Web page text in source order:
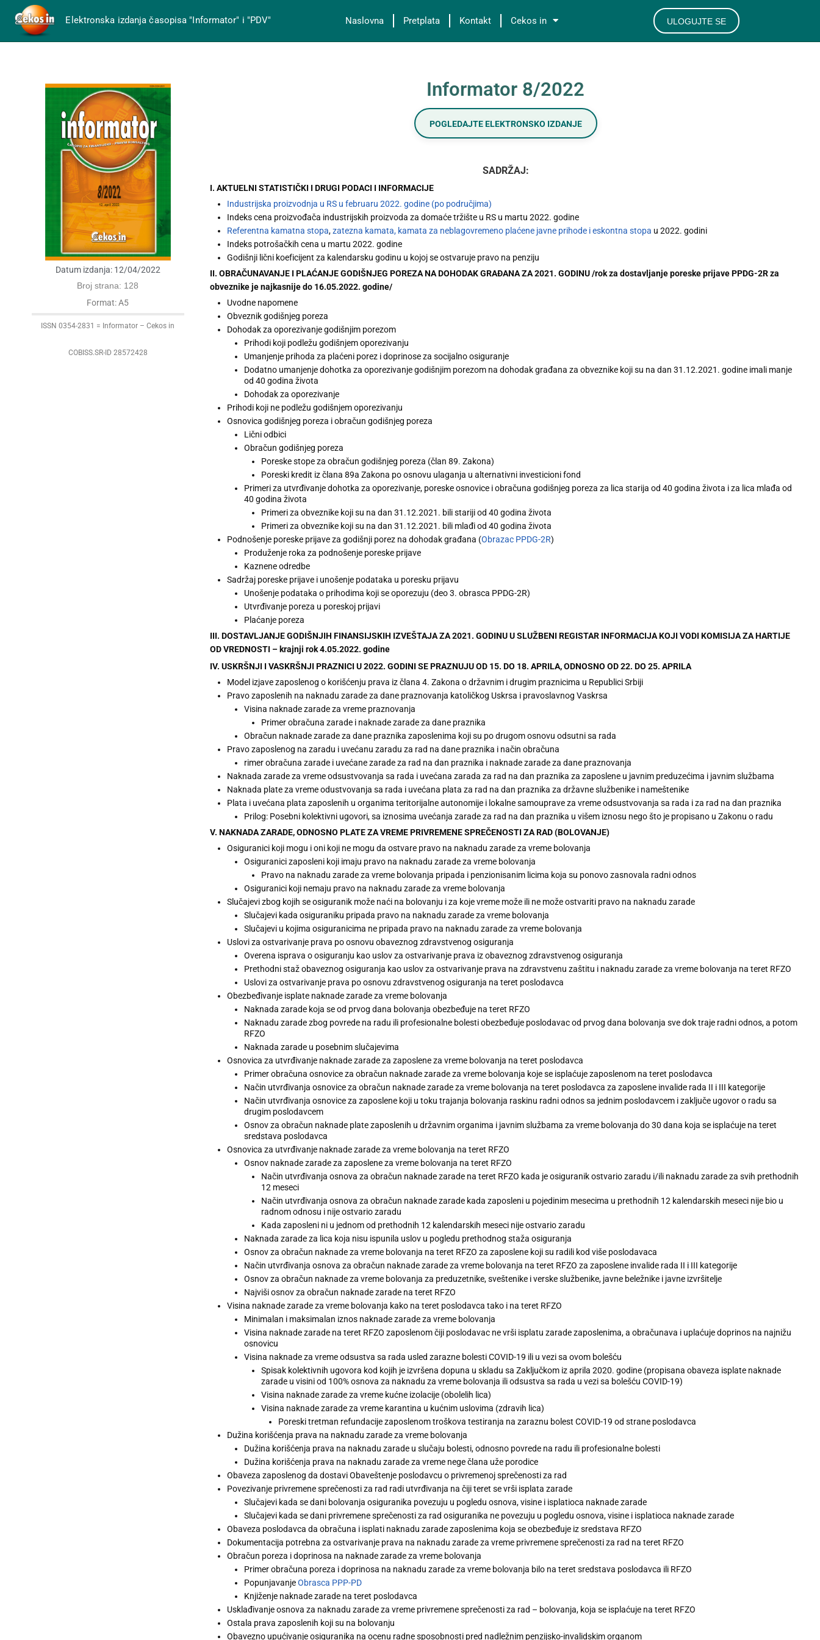
Elektronska izdanja časopisa "Informator" i "PDV" Naslovna Pretplata Kontakt Cekos in ULOGUJTE SE
Datum izdanja: 12/04/2022
Broj strana: 128
Format: A5
ISSN 0354-2831 = Informator – Cekos in
COBISS.SR-ID 28572428
Informator 8/2022
POGLEDAJTE ELEKTRONSKO IZDANJE
SADRŽAJ:
I. AKTUELNI STATISTIČKI I DRUGI PODACI I INFORMACIJE
Industrijska proizvodnja u RS u februaru 2022. godine (po područjima)
Indeks cena proizvođača industrijskih proizvoda za domaće tržište u RS u martu 2022. godine
Referentna kamatna stopa,zatezna kamata, kamata za neblagovremeno plaćene javne prihode i eskontna stopa u 2022. godini
Indeks potrošačkih cena u martu 2022. godine
Godišnji lični koeficijent za kalendarsku godinu u kojoj se ostvaruje pravo na penziju
II. OBRAČUNAVANJE I PLAĆANJE GODIŠNJEG POREZA NA DOHODAK GRAĐANA ZA 2021. GODINU /rok za dostavljanje poreske prijave PPDG-2R za
obveznike je najkasnije do 16.05.2022. godine/
Uvodne napomene
Obveznik godišnjeg poreza
Dohodak za oporezivanje godišnjim porezom
Prihodi koji podležu godišnjem oporezivanju
Umanjenje prihoda za plaćeni porez i doprinose za socijalno osiguranje
Dodatno umanjenje dohotka za oporezivanje godišnjim porezom na dohodak građana za obveznike koji su na dan 31.12.2021. godine imali manje
od 40 godina života
Dohodak za oporezivanje
Prihodi koji ne podležu godišnjem oporezivanju
Osnovica godišnjeg poreza i obračun godišnjeg poreza
Lični odbici
Obračun godišnjeg poreza
Poreske stope za obračun godišnjeg poreza (član 89. Zakona)
Poreski kredit iz člana 89a Zakona po osnovu ulaganja u alternativni investicioni fond
Primeri za utvrđivanje dohotka za oporezivanje, poreske osnovice i obračuna godišnjeg poreza za lica starija od 40 godina života i za lica mlađa od
40 godina života
Primeri za obveznike koji su na dan 31.12.2021. bili stariji od 40 godina života
Primeri za obveznike koji su na dan 31.12.2021. bili mlađi od 40 godina života
Podnošenje poreske prijave za godišnji porez na dohodak građana (Obrazac PPDG-2R)
Produženje roka za podnošenje poreske prijave
Kaznene odredbe
Sadržaj poreske prijave i unošenje podataka u poresku prijavu
Unošenje podataka o prihodima koji se oporezuju (deo 3. obrasca PPDG-2R)
Utvrđivanje poreza u poreskoj prijavi
Plaćanje poreza
III. DOSTAVLJANJE GODIŠNJIH FINANSIJSKIH IZVEŠTAJA ZA 2021. GODINU U SLUŽBENI REGISTAR INFORMACIJA KOJI VODI KOMISIJA ZA HARTIJE
OD VREDNOSTI – krajnji rok 4.05.2022. godine
IV. USKRŠNJI I VASKRŠNJI PRAZNICI U 2022. GODINI SE PRAZNUJU OD 15. DO 18. APRILA, ODNOSNO OD 22. DO 25. APRILA
Model izjave zaposlenog o korišćenju prava iz člana 4. Zakona o državnim i drugim praznicima u Republici Srbiji
Pravo zaposlenih na naknadu zarade za dane praznovanja katoličkog Uskrsa i pravoslavnog Vaskrsa
Visina naknade zarade za vreme praznovanja
Primer obračuna zarade i naknade zarade za dane praznika
Obračun naknade zarade za dane praznika zaposlenima koji su po drugom osnovu odsutni sa rada
Pravo zaposlenog na zaradu i uvećanu zaradu za rad na dane praznika i način obračuna
rimer obračuna zarade i uvećane zarade za rad na dan praznika i naknade zarade za dane praznovanja
Naknada zarade za vreme odsustvovanja sa rada i uvećana zarada za rad na dan praznika za zaposlene u javnim preduzećima i javnim službama
Naknada plate za vreme odustvovanja sa rada i uvećana plata za rad na dan praznika za državne službenike i nameštenike
Plata i uvećana plata zaposlenih u organima teritorijalne autonomije i lokalne samouprave za vreme odsustvovanja sa rada i za rad na dan praznika
Prilog: Posebni kolektivni ugovori, sa iznosima uvećanja zarade za rad na dan praznika u višem iznosu nego što je propisano u Zakonu o radu
V. NAKNADA ZARADE, ODNOSNO PLATE ZA VREME PRIVREMENE SPREČENOSTI ZA RAD (BOLOVANJE)
Osiguranici koji mogu i oni koji ne mogu da ostvare pravo na naknadu zarade za vreme bolovanja
Osiguranici zaposleni koji imaju pravo na naknadu zarade za vreme bolovanja
Pravo na naknadu zarade za vreme bolovanja pripada i penzionisanim licima koja su ponovo zasnovala radni odnos
Osiguranici koji nemaju pravo na naknadu zarade za vreme bolovanja
Slučajevi zbog kojih se osiguranik može naći na bolovanju i za koje vreme može ili ne može ostvariti pravo na naknadu zarade
Slučajevi kada osiguraniku pripada pravo na naknadu zarade za vreme bolovanja
Slučajevi u kojima osiguranicima ne pripada pravo na naknadu zarade za vreme bolovanja
Uslovi za ostvarivanje prava po osnovu obaveznog zdravstvenog osiguranja
Overena isprava o osiguranju kao uslov za ostvarivanje prava iz obaveznog zdravstvenog osiguranja
Prethodni staž obaveznog osiguranja kao uslov za ostvarivanje prava na zdravstvenu zaštitu i naknadu zarade za vreme bolovanja na teret RFZO
Uslovi za ostvarivanje prava po osnovu zdravstvenog osiguranja na teret poslodavca
Obezbeđivanje isplate naknade zarade za vreme bolovanja
Naknada zarade koja se od prvog dana bolovanja obezbeđuje na teret RFZO
Naknadu zarade zbog povrede na radu ili profesionalne bolesti obezbeđuje poslodavac od prvog dana bolovanja sve dok traje radni odnos, a potom
RFZO
Naknada zarade u posebnim slučajevima
Osnovica za utvrđivanje naknade zarade za zaposlene za vreme bolovanja na teret poslodavca
Primer obračuna osnovice za obračun naknade zarade za vreme bolovanja koje se isplaćuje zaposlenom na teret poslodavca
Način utvrđivanja osnovice za obračun naknade zarade za vreme bolovanja na teret poslodavca za zaposlene invalide rada II i III kategorije
Način utvrđivanja osnovice za zaposlene koji u toku trajanja bolovanja raskinu radni odnos sa jednim poslodavcem i zaključe ugovor o radu sa
drugim poslodavcem
Osnov za obračun naknade plate zaposlenih u državnim organima i javnim službama za vreme bolovanja do 30 dana koja se isplaćuje na teret
sredstava poslodavca
Osnovica za utvrđivanje naknade zarade za vreme bolovanja na teret RFZO
Osnov naknade zarade za zaposlene za vreme bolovanja na teret RFZO
Način utvrđivanja osnova za obračun naknade zarade na teret RFZO kada je osiguranik ostvario zaradu i/ili naknadu zarade za svih prethodnih
12 meseci
Način utvrđivanja osnova za obračun naknade zarade kada zaposleni u pojedinim mesecima u prethodnih 12 kalendarskih meseci nije bio u
radnom odnosu i nije ostvario zaradu
Kada zaposleni ni u jednom od prethodnih 12 kalendarskih meseci nije ostvario zaradu
Naknada zarade za lica koja nisu ispunila uslov u pogledu prethodnog staža osiguranja
Osnov za obračun naknade za vreme bolovanja na teret RFZO za zaposlene koji su radili kod više poslodavaca
Način utvrđivanja osnova za obračun naknade zarade za vreme bolovanja na teret RFZO za zaposlene invalide rada II i III kategorije
Osnov za obračun naknade za vreme bolovanja za preduzetnike, sveštenike i verske službenike, javne beležnike i javne izvršitelje
Najviši osnov za obračun naknade zarade na teret RFZO
Visina naknade zarade za vreme bolovanja kako na teret poslodavca tako i na teret RFZO
Minimalan i maksimalan iznos naknade zarade za vreme bolovanja
Visina naknade zarade na teret RFZO zaposlenom čiji poslodavac ne vrši isplatu zarade zaposlenima, a obračunava i uplaćuje doprinos na najnižu
osnovicu
Visina naknade za vreme odsustva sa rada usled zarazne bolesti COVID-19 ili u vezi sa ovom bolešću
Spisak kolektivnih ugovora kod kojih je izvršena dopuna u skladu sa Zaključkom iz aprila 2020. godine (propisana obaveza isplate naknade
zarade u visini od 100% osnova za naknadu za vreme bolovanja ili odsustva sa rada u vezi sa bolešću COVID-19)
Visina naknade zarade za vreme kućne izolacije (obolelih lica)
Visina naknade zarade za vreme karantina u kućnim uslovima (zdravih lica)
Poreski tretman refundacije zaposlenom troškova testiranja na zaraznu bolest COVID-19 od strane poslodavca
Dužina korišćenja prava na naknadu zarade za vreme bolovanja
Dužina korišćenja prava na naknadu zarade u slučaju bolesti, odnosno povrede na radu ili profesionalne bolesti
Dužina korišćenja prava na naknadu zarade za vreme nege člana uže porodice
Obaveza zaposlenog da dostavi Obaveštenje poslodavcu o privremenoj sprečenosti za rad
Povezivanje privremene sprečenosti za rad radi utvrđivanja na čiji teret se vrši isplata zarade
Slučajevi kada se dani bolovanja osiguranika povezuju u pogledu osnova, visine i isplatioca naknade zarade
Slučajevi kada se dani privremene sprečenosti za rad osiguranika ne povezuju u pogledu osnova, visine i isplatioca naknade zarade
Obaveza poslodavca da obračuna i isplati naknadu zarade zaposlenima koja se obezbeđuje iz sredstava RFZO
Dokumentacija potrebna za ostvarivanje prava na naknadu zarade za vreme privremene sprečenosti za rad na teret RFZO
Obračun poreza i doprinosa na naknade zarade za vreme bolovanja
Primer obračuna poreza i doprinosa na naknadu zarade za vreme bolovanja bilo na teret sredstava poslodavca ili RFZO
PopunjavanjeObrasca PPP-PD
Knjiženje naknade zarade na teret poslodavca
Usklađivanje osnova za naknadu zarade za vreme privremene sprečenosti za rad – bolovanja, koja se isplaćuje na teret RFZO
Ostala prava zaposlenih koji su na bolovanju
Obavezno upućivanje osiguranika na ocenu radne sposobnosti pred nadležnim penzijsko-invalidskim organom